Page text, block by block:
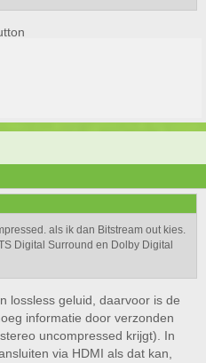
als ik dan Bitstream out kies.
Digital Surround en Dolby Digital
lossless geluid, daarvoor is de
informatie door verzonden
uncompressed krijgt). In
via HDMI als dat kan,